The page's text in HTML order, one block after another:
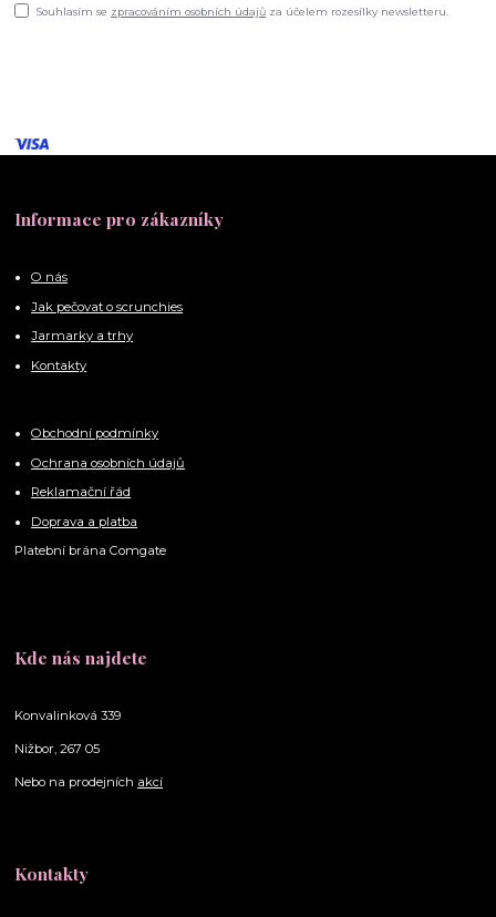
Souhlasím se zpracováním osobních údajů za účelem rozesílky newsletteru.
Informace pro zákazníky
O nás
Jak pečovat o scrunchies
Jarmarky a trhy
Kontakty
Obchodní podmínky
Ochrana osobních údajů
Reklamační řád
Doprava a platba
Platební brána Comgate
Kde nás najdete
Konvalinková 339
Nižbor, 267 05
Nebo na prodejních akcí
Kontakty